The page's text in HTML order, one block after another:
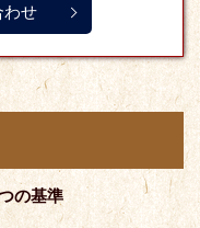
わせ
の基準